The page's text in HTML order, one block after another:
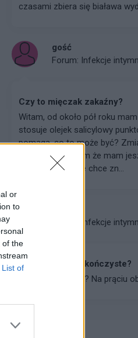
or
to
of the
List of
czasami zbiera się biaława
gość
Forum: Infekcje
Czy to mięczak zakaźny?
Witam, od około pół roku
stosuje olejek salicylowy
pomaga, co to może być?
przybywać, dodam że mam
piersi, również nie chce zn...
Infekcje
Czy to kłykciny kończyste?
Czy to wirus hpv ? Na prąciu